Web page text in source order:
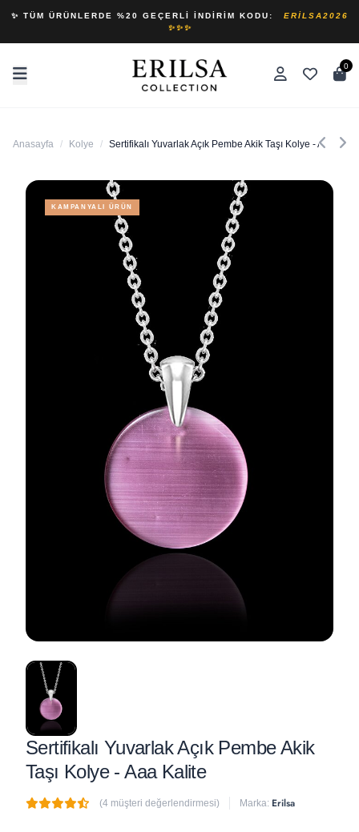
✨ TÜM ÜRÜNLERDE %20 GEÇERLI İNDIRIM KODU:
ERILSA2026
✨✨✨
0
Anasayfa / Kolye / Sertifikalı Yuvarlak Açık Pembe Akik Taşı Kolye - Aaa
KAMPANYALI ÜRÜN
Sertifikalı Yuvarlak Açık Pembe Akik
Taşı Kolye - Aaa Kalite
(4 müşteri değerlendirmesi) Marka: Erilsa